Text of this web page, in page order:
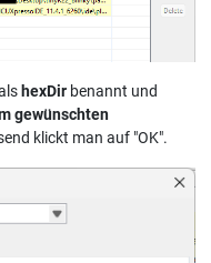
hexDir benannt und
gewünschten
klickt man auf "OK".